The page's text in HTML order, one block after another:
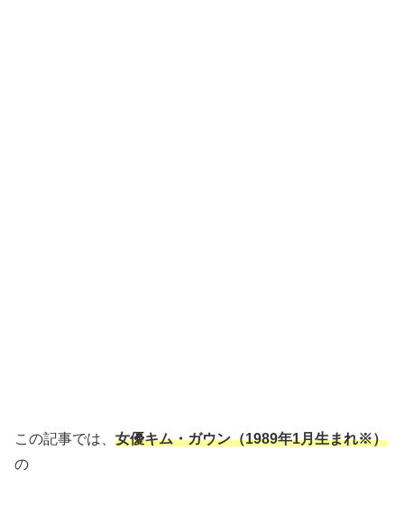
この記事では、 女優キム・ガウン（1989年1月生まれ※）
の